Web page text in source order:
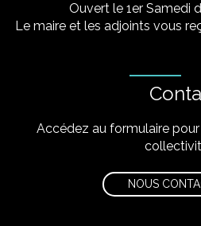
Ouvert le 1er Samedi
Le maire et les adjoints vous
Accédez au formulaire
NOUS